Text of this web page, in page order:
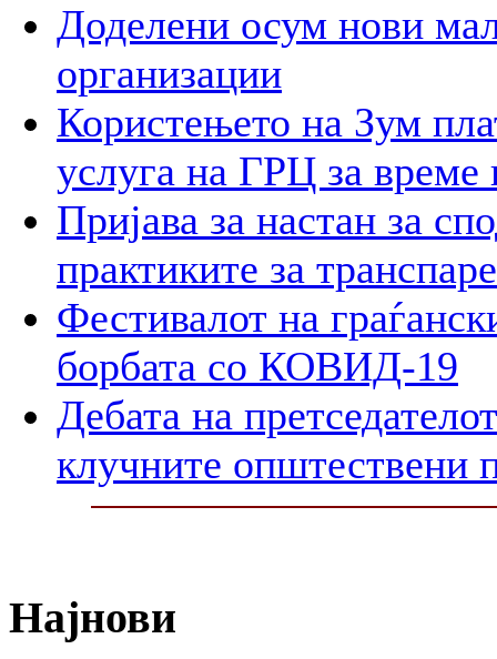
Доделени осум нови
организации
Користењето на Зум
услуга на ГРЦ за време
Пријава за настан за
практиките за
Фестивалот на
борбата со КОВИД-19
Дебата на
клучните општествени
Најнови